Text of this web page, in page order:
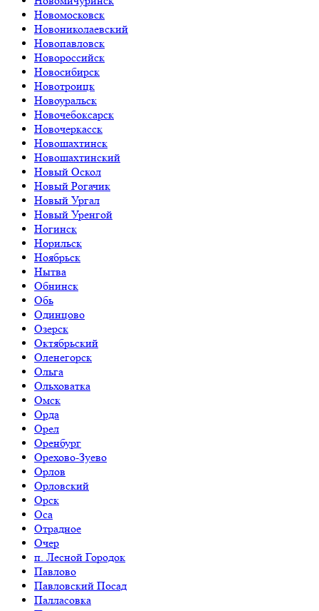
Новомосковск
Новониколаевский
Новопавловск
Новороссийск
Новосибирск
Новотроицк
Новоуральск
Новочебоксарск
Новочеркасск
Новошахтинск
Новошахтинский
Новый Оскол
Новый Рогачик
Новый Ургал
Новый Уренгой
Ногинск
Норильск
Ноябрьск
Нытва
Обнинск
Обь
Одинцово
Озерск
Октябрьский
Оленегорск
Ольга
Ольховатка
Омск
Орда
Орел
Оренбург
Орехово-Зуево
Орлов
Орловский
Орск
Оса
Отрадное
Очер
п. Лесной Городок
Павлово
Павловский Посад
Палласовка